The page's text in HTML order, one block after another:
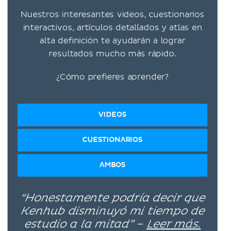
Nuestros interesantes videos, cuestionarios
interactivos, artículos detallados y atlas en
alta definición te ayudarán a lograr
resultados mucho más rápido.
¿Cómo prefieres aprender?
VIDEOS
CUESTIONARIOS
AMBOS
“Honestamente podría decir que
Kenhub disminuyó mi tiempo de
estudio a la mitad” – Leer más.